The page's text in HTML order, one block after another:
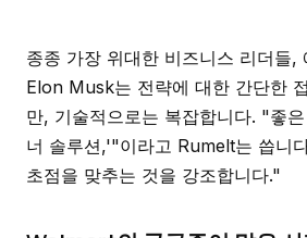
종종 가장 위대한 비즈니스 리더들
Elon Musk는 전략에 대한 간단한
만, 기술적으로는 복잡합니다. "좋
너 솔루션,'"이라고 Rumelt는 씁니
초점을 맞추는 것을 강조합니다."